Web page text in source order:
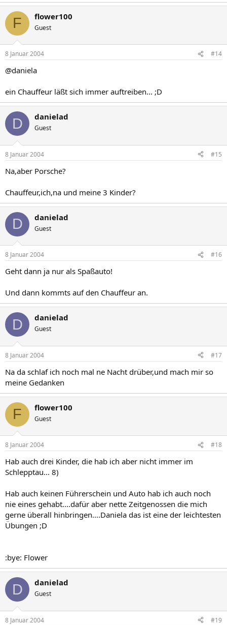
F flower100
Guest
8 Januar 2004 #14
@daniela
ein Chauffeur läßt sich immer auftreiben... ;D
D danielad
Guest
8 Januar 2004 #15
Na,aber Porsche?
Chauffeur,ich,na und meine 3 Kinder?
D danielad
Guest
8 Januar 2004 #16
Geht dann ja nur als Spaßauto!
Und dann kommts auf den Chauffeur an.
D danielad
Guest
8 Januar 2004 #17
Na da schlaf ich noch mal ne Nacht drüber,und mach mir so
meine Gedanken
F flower100
Guest
8 Januar 2004 #18
Hab auch drei Kinder, die hab ich aber nicht immer im
Schlepptau... 8)
Hab auch keinen Führerschein und Auto hab ich auch noch
nie eines gehabt....dafür aber nette Zeitgenossen die mich
gerne überall hinbringen....Daniela das ist eine der leichtesten
Übungen ;D
:bye: Flower
D danielad
Guest
8 Januar 2004 #19